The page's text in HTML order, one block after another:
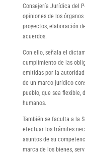
Consejería Jurídica del
opiniones de los
proyectos, elaboración
acuerdos.
Con ello, señala el
cumplimiento de las
emitidas por la
de un marco jurídico
pueblo, que sea flexible,
humanos.
También se faculta a la
efectuar los trámites
asuntos de su
marca de los bienes,